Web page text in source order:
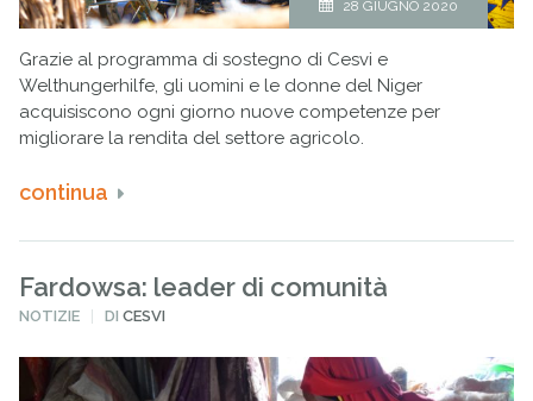
28 GIUGNO 2020
Grazie al programma di sostegno di Cesvi e
Welthungerhilfe, gli uomini e le donne del Niger
acquisiscono ogni giorno nuove competenze per
migliorare la rendita del settore agricolo.
continua
Fardowsa: leader di comunità
PUBBLICATO
NOTIZIE DICESVI